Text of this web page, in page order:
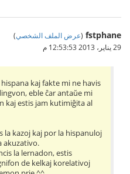
fstphane
(عرض الملف الشخصي)
29 يناير، 2013 12:53:53 م
kaj fakte mi ne havis
eble ĉar antaŭe mi
kaj estis jam kutimiĝita al
la kazoj kaj por la hispanuloj
akuzativo.
la lernadon, estis
de kelkaj korelativoj